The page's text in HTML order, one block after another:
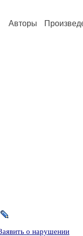
Авторы
о нарушении